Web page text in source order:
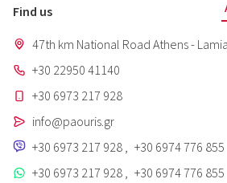
Find us
47th km National Road Athens -
+30 22950 41140
+30 6973 217 928
info@paouris.gr
+30 6973 217 928 , +30 6974 776 855
+30 6973 217 928 , +30 6974 776 855